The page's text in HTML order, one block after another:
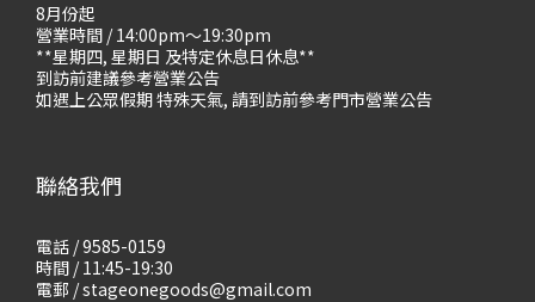
8月份起
營業時間 / 14:00pm～19:30pm
**星期四, 星期日 及特定休息日休息**
到訪前建議參考營業公告
如遇上公眾假期 特殊天氣, 請到訪前參考門市營業公告
聯絡我們
電話 / 9585-0159
時間 / 11:45-19:30
電郵 / stageonegoods@gmail.com